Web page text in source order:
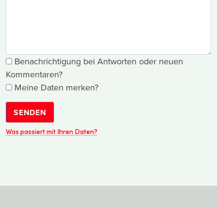
Benachrichtigung bei Antworten oder neuen
Kommentaren?
Meine Daten merken?
SENDEN
Was passiert mit Ihren Daten?